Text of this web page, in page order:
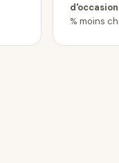
d'occasion
% moins